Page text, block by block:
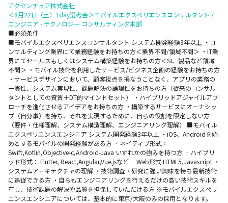
アクセンチュア株式会社
＜8月22日（土）1day選考会＞モバイルエクスペリエンスコンサルタント /
エンジニア - テクノロジー コンサルティング本部
■必須条件
■モバイルエクスペリエンスコンサルタント システム開発経験3年以上 ・コ
ンサルティング業界にて業務経験をお持ちの方＜業界不問/領域不問＞ ・IT業
界にてセールスもしくはシステム構築経験をお持ちの方＜SI、製品など領域
不問＞ ・モバイル技術を利用したサービス/ビジネス企画の経験をお持ちの方
・サービスデザインにおいて、顧客視点を損なうことなく、アプリの業務の
一貫性、システム実現性、課題解決の論理性をお持ちの方（従来のコンサル
タントとしての資質＋DT的マインドセット） ・ハイブリッドアジャイルアプ
ローチを進化させるアイデアをお持ちの方 ・構築するサービスにオーナシッ
プ（自分事）を持ち、それを実現するために、自らの役割を限定しない方
（要件・仕様理解、システム構造理解、エンジニアリング理解） ■モバイル
エクスペリエンスエンジニア システム開発経験3年以上 ・iOS、Androidを始
めとするモバイルの開発経験がある方 ‐ネイティブ形式：
Swift,Kotlin,Objective-c,Android-Java いずれかの強みを持つ方 ‐ハイブリ
ッド形式： Flutter, React,Angular,Vue.jsなど ‐Web形式:HTML5,Javascript ・
システムアーキテクチャの理解 ・技術調査・研究に強い興味を持ち最新技術
に追従できる方 ・自らもエンジニアリングを行えるだけの高い技術スキルを
有し、技術課題の解決や品質を担保していただける方 ※モバイルエクスぺリ
エンスエンジニアについては、基本的に東京/大阪のみの採用となります。